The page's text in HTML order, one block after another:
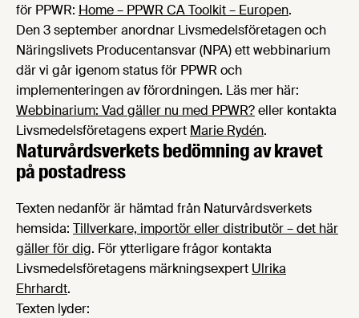
för PPWR: Home – PPWR CA Toolkit – Europen.
Den 3 september anordnar Livsmedelsföretagen och
Näringslivets Producentansvar (NPA) ett webbinarium
där vi går igenom status för PPWR och
implementeringen av förordningen. Läs mer här:
Webbinarium: Vad gäller nu med PPWR?eller kontakta
Livsmedelsföretagens expert Marie Rydén.
Naturvårdsverkets bedömning av kravet
på postadress
Texten nedanför är hämtad från Naturvårdsverkets
hemsida: Tillverkare, importör eller distributör – det här
gäller för dig. För ytterligare frågor kontakta
Livsmedelsföretagens märkningsexpert Ulrika
Ehrhardt.
Texten lyder: